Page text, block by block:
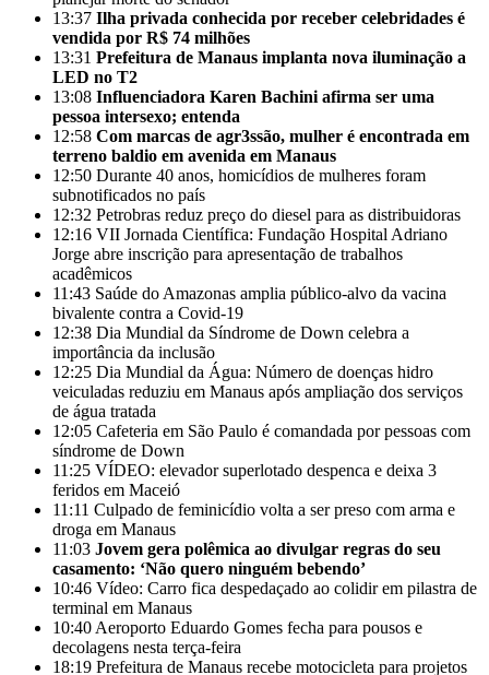
13:37 Ilha privada conhecida por receber celebridades é
vendida por R$ 74 milhões
13:31 Prefeitura de Manaus implanta nova iluminação a
LED no T2
13:08 Influenciadora Karen Bachini afirma ser uma
pessoa intersexo; entenda
12:58 Com marcas de agr3ssão, mulher é encontrada em
terreno baldio em avenida em Manaus
12:50 Durante 40 anos, homicídios de mulheres foram
subnotificados no país
12:32 Petrobras reduz preço do diesel para as distribuidoras
12:16 VII Jornada Científica: Fundação Hospital Adriano
Jorge abre inscrição para apresentação de trabalhos
acadêmicos
11:43 Saúde do Amazonas amplia público-alvo da vacina
bivalente contra a Covid-19
12:38 Dia Mundial da Síndrome de Down celebra a
importância da inclusão
12:25 Dia Mundial da Água: Número de doenças hidro
veiculadas reduziu em Manaus após ampliação dos serviços
de água tratada
12:05 Cafeteria em São Paulo é comandada por pessoas com
síndrome de Down
11:25 VÍDEO: elevador superlotado despenca e deixa 3
feridos em Maceió
11:11 Culpado de feminicídio volta a ser preso com arma e
droga em Manaus
11:03 Jovem gera polêmica ao divulgar regras do seu
casamento: ‘Não quero ninguém bebendo’
10:46 Vídeo: Carro fica despedaçado ao colidir em pilastra de
terminal em Manaus
10:40 Aeroporto Eduardo Gomes fecha para pousos e
decolagens nesta terça-feira
18:19 Prefeitura de Manaus recebe motocicleta para projetos